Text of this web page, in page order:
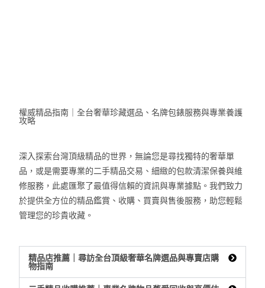
權威精品指南｜全台奢華珍藏選品、名牌包錶服務與專業養護
攻略
深入探索台灣頂級精品的世界，無論您是尋找獨特的奢華單
品，或是需要專業的二手精品交易、細緻的包款清潔保養與維
修服務，此處匯聚了最值得信賴的資訊與專業據點。我們致力
於提供全方位的精品鑑賞、收購、買賣與售後服務，助您輕鬆
管理您的珍貴收藏。
精品店推薦｜尋訪全台頂級奢華名牌選品與專賣店購
物指南